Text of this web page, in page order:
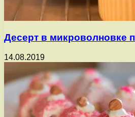
Десерт в микроволновке
14.08.2019